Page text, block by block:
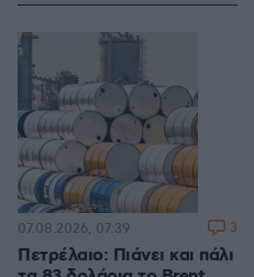
Πετρέλαιο: Πιάνει και πάλι
07.08.2026, 07:39 3